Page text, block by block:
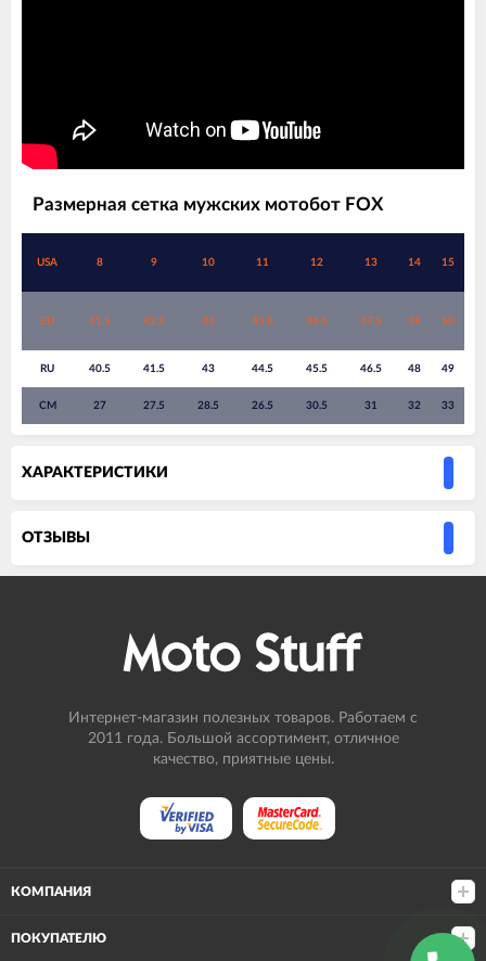
Размерная сетка мужских мотобот FOX
USA 8 9 10 11 12 13 14 15
EU 41.5 42.5 44 45.5 46.5 47.5 49 50
RU 40.5 41.5 43 44.5 45.5 46.5 48 49
СМ 27 27.5 28.5 26.5 30.5 31 32 33
ХАРАКТЕРИСТИКИ
ОТЗЫВЫ
Интернет-магазин полезных товаров. Работаем с
2011 года. Большой ассортимент, отличное
качество, приятные цены.
КОМПАНИЯ
ПОКУПАТЕЛЮ